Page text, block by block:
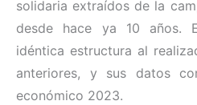
solidaria extraídos de la
desde hace ya 10 años.
idéntica estructura al
anteriores, y sus datos
económico 2023.